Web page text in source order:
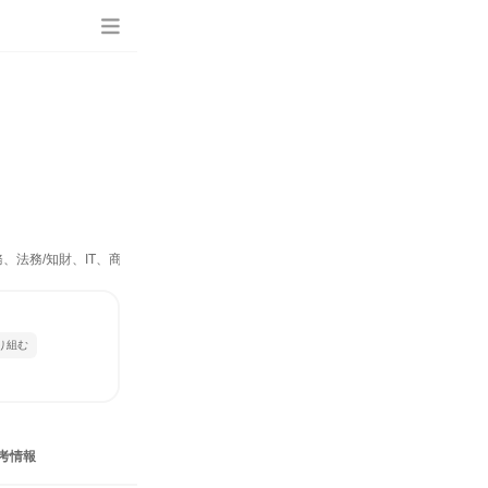
務/知財、IT、商品企画、製造・生産工程、マーケティング・広告・宣伝）
組む
情報